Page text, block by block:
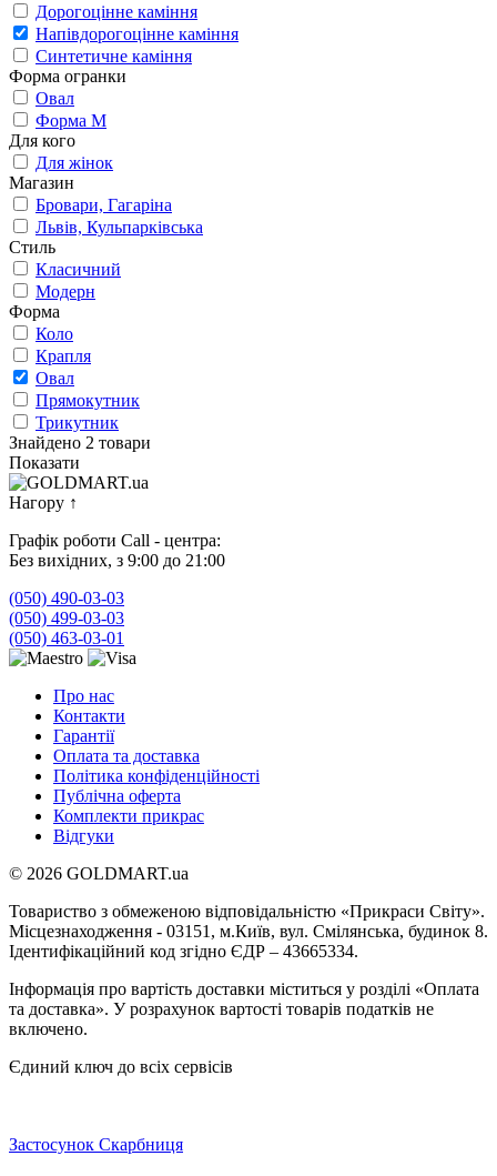
Дорогоцінне каміння
Напівдорогоцінне каміння
Синтетичне каміння
Форма огранки
Овал
Форма М
Для кого
Для жінок
Магазин
Бровари, Гагаріна
Львів, Кульпарківська
Стиль
Класичний
Модерн
Форма
Коло
Крапля
Овал
Прямокутник
Трикутник
Знайдено 2 товари
Показати
Нагору ↑
Графік роботи Call - центра:
Без вихідних, з 9:00 до 21:00
(050) 490-03-03
(050) 499-03-03
(050) 463-03-01
Про нас
Контакти
Гарантії
Оплата та доставка
Політика конфіденційності
Публічна оферта
Комплекти прикрас
Відгуки
© 2026 GOLDMART.ua
Товариство з обмеженою відповідальністю «Прикраси Світу».
Місцезнаходження - 03151, м.Київ, вул. Смілянська, будинок 8.
Ідентифікаційний код згідно ЄДР – 43665334.
Інформація про вартість доставки міститься у розділі «Оплата
та доставка». У розрахунок вартості товарів податків не
включено.
Єдиний ключ до всіх сервісів
Застосунок Скарбниця